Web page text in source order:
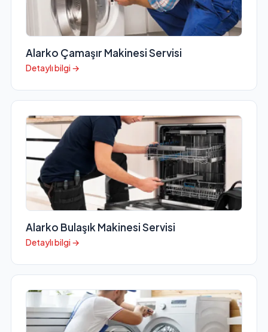
Alarko Çamaşır Makinesi Servisi
Detaylı bilgi →
Alarko Bulaşık Makinesi Servisi
Detaylı bilgi →